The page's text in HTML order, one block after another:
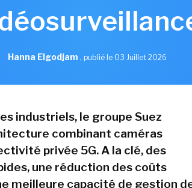
Hanna Elgodjam , publié le 03 Juillet 2026
industriels, le groupe Suez
combinant caméras
privée 5G. A la clé, des
une réduction des coûts
meilleure capacité de gestion